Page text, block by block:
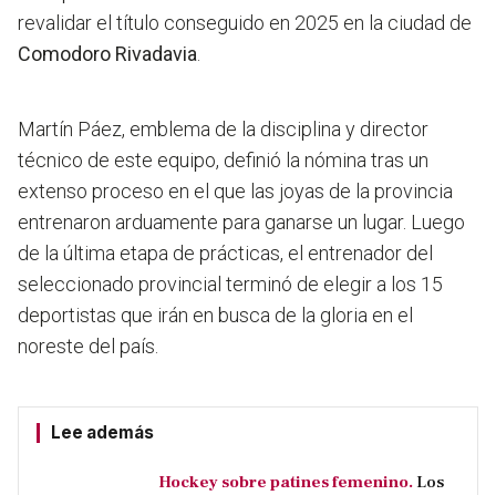
revalidar el título conseguido en 2025 en la ciudad de
Comodoro Rivadavia
Martín Páez, emblema de la disciplina y director
técnico de este equipo, definió la nómina tras un
extenso proceso en el que las joyas de la provincia
entrenaron arduamente para ganarse un lugar. Luego
de la última etapa de prácticas, el entrenador del
seleccionado provincial terminó de elegir a los 15
deportistas que irán en busca de la gloria en el
noreste del país.
Lee además
Hockey sobre patines femenino. Los